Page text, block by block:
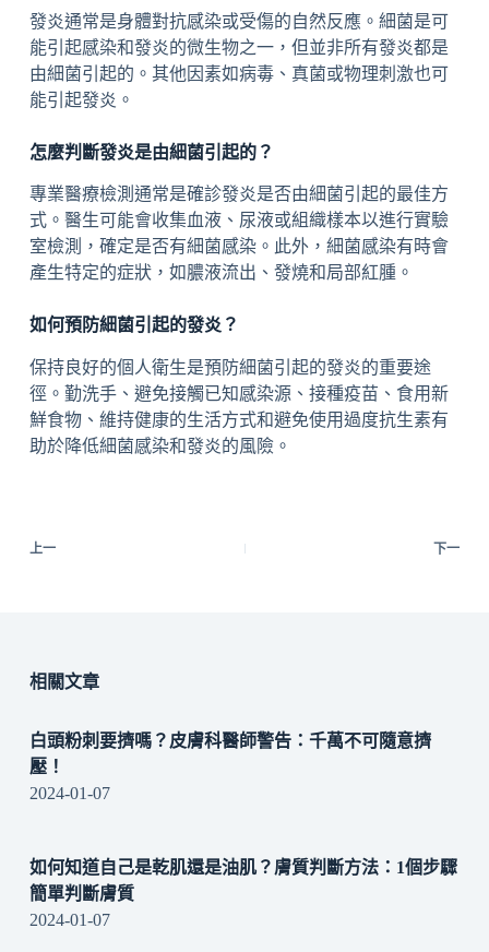
發炎通常是身體對抗感染或受傷的自然反應。細菌是可
能引起感染和發炎的微生物之一，但並非所有發炎都是
由細菌引起的。其他因素如病毒、真菌或物理刺激也可
能引起發炎。
怎麼判斷發炎是由細菌引起的？
專業醫療檢測通常是確診發炎是否由細菌引起的最佳方
式。醫生可能會收集血液、尿液或組織樣本以進行實驗
室檢測，確定是否有細菌感染。此外，細菌感染有時會
產生特定的症狀，如膿液流出、發燒和局部紅腫。
如何預防細菌引起的發炎？
保持良好的個人衛生是預防細菌引起的發炎的重要途
徑。勤洗手、避免接觸已知感染源、接種疫苗、食用新
鮮食物、維持健康的生活方式和避免使用過度抗生素有
助於降低細菌感染和發炎的風險。
上一 下一
相關文章
白頭粉刺要擠嗎？皮膚科醫師警告：千萬不可隨意擠
壓！
2024-01-07
如何知道自己是乾肌還是油肌？膚質判斷方法：1個步驟
簡單判斷膚質
2024-01-07